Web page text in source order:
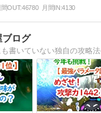
OUT:46780 月間IN:4130
ブログ
書いていない独自の攻略